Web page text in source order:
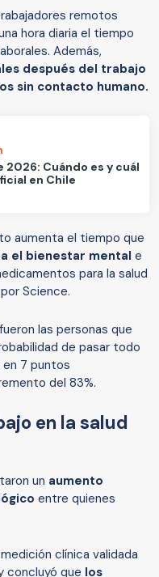
remotos
hora diaria el tiempo
Además,
después del trabajo
sin contacto humano.
2026: Cuándo es y cuál
en Chile
aumenta el tiempo que
el bienestar mental e
para la salud
Science.
las personas que
de pasar todo
7 puntos
del 83%.
en la salud
un aumento
entre quienes
clínica validada
concluyó que los